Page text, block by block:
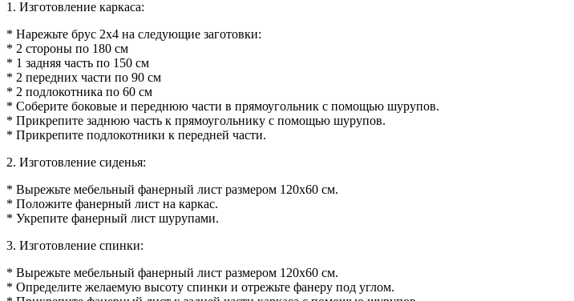
1. Изготовление каркаса:
* Нарежьте брус 2х4 на следующие заготовки:
* 2 стороны по 180 см
* 1 задняя часть по 150 см
* 2 передних части по 90 см
* 2 подлокотника по 60 см
* Соберите боковые и переднюю части в прямоугольник с помощью шурупов.
* Прикрепите заднюю часть к прямоугольнику с помощью шурупов.
* Прикрепите подлокотники к передней части.
2. Изготовление сиденья:
* Вырежьте мебельный фанерный лист размером 120х60 см.
* Положите фанерный лист на каркас.
* Укрепите фанерный лист шурупами.
3. Изготовление спинки:
* Вырежьте мебельный фанерный лист размером 120х60 см.
* Определите желаемую высоту спинки и отрежьте фанеру под углом.